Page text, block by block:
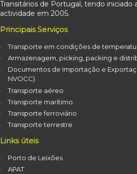
Transitários de Portugal, tendo iniciado
actividade em 2005.
Principais Serviços
Transporte em condições de
Armazenagem, picking, packing e
Documentos de Importação e
NVOCC)
Transporte aéreo
Transporte marítimo
Transporte ferroviário
Transporte terrestre
Links úteis
Porto de Leixões
APAT